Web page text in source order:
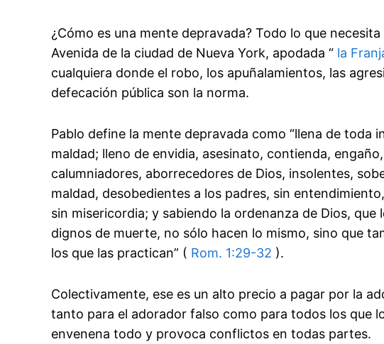
¿Cómo es una mente depravada? Todo lo que
Avenida de la ciudad de Nueva York, apodada “ la
cualquiera donde el robo, los apuñalamientos, las
defecación pública son la norma.
Pablo define la mente depravada como “llena de toda
maldad; lleno de envidia, asesinato, contienda,
calumniadores, aborrecedores de Dios, insolentes,
maldad, desobedientes a los padres, sin
sin misericordia; y sabiendo la ordenanza de Dios,
dignos de muerte, no sólo hacen lo mismo, sino que
los que las practican” ( Rom. 1:29-32 ).
Colectivamente, ese es un alto precio a pagar por la
tanto para el adorador falso como para todos los que
envenena todo y provoca conflictos en todas partes.